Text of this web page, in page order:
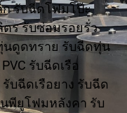
รับฉีดโฟมโป๊ะ
ตร รับซ่อมรอยรั่ว
นดูดทราย รับฉีดทุ่น
รับฉีดเรือ
บฉีดเรือยาง รับฉีด
พียูโฟมหลังคา รับ